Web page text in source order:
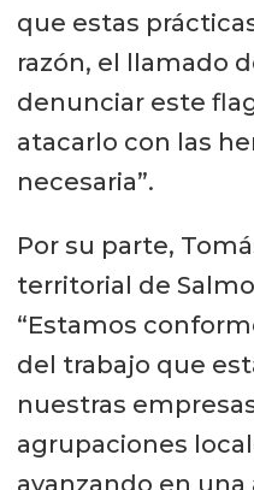
que estas
razón, el llamado
denunciar este
atacarlo con las
necesaria”.
Por su parte,
territorial de
“Estamos
del trabajo que
nuestras
agrupaciones
avanzando en